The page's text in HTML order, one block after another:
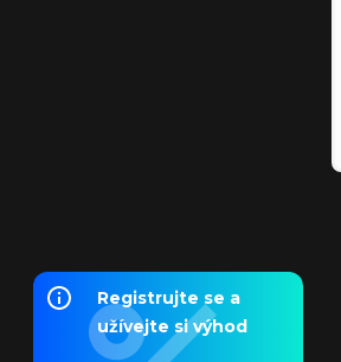
Registrujte se a
užívejte si výhod